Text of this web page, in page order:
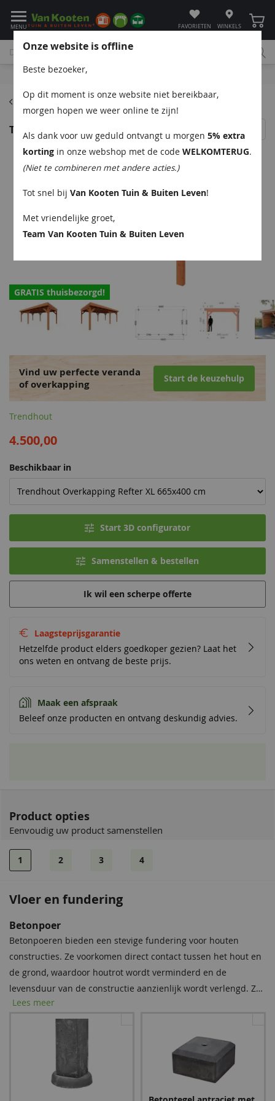
MENU FAVORIETEN WINKELS
Bel
Pergola's
Trendhout Overkapping Refter XL 665x400 cm
GRATIS thuisbezorgd!
Vind uw perfecte veranda
of overkapping
Start de keuzehulp
Trendhout
4.500,00
Beschikbaar in
Start 3D configurator
Laagsteprijsgarantie
Hetzelfde product elders goedkoper gezien? Laat het
ons weten en ontvang de beste prijs.
Maak een afspraak
Beleef onze producten en ontvang deskundig advies.
Samenstellen & bestellen
Ik wil een scherpe offerte
Product opties
Eenvoudig uw product samenstellen
1 2 3 4
Vloer en fundering
Betonpoer
Betonpoeren bieden een stevige fundering voor houten
constructies. Ze voorkomen direct contact tussen het hout en
de grond, waardoor houtrot wordt verminderd en de
levensduur van de constructie aanzienlijk wordt verlengd. Zo
staat uw buitenverblijf stevig en blijft het langer mooi!
Lees meer
Onze website is offline
Beste bezoeker,
Op dit moment is onze website niet bereikbaar,
morgen hopen we weer online te zijn!
Als dank voor uw geduld ontvangt u morgen5% extra
korting in onze webshop met de codeWELKOMTERUG.
(Niet te combineren met andere acties.)
Tot snel bijVan Kooten Tuin & Buiten Leven!
Met vriendelijke groet,
Team Van Kooten Tuin & Buiten Leven